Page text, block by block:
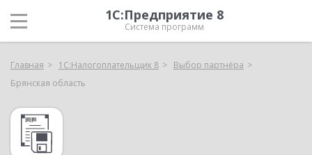
1С:Предприятие 8
Система программ
Главная 1С:Налогоплательщик 8
Выбор партнёра
Брянская область